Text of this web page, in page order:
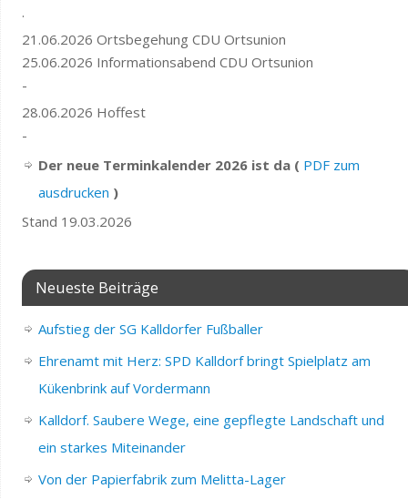
.
21.06.2026 Ortsbegehung CDU Ortsunion
25.06.2026 Informationsabend CDU Ortsunion
-
28.06.2026 Hoffest
-
Der neue Terminkalender 2026 ist da ( PDF zum
ausdrucken )
Stand 19.03.2026
Neueste Beiträge
Aufstieg der SG Kalldorfer Fußballer
Ehrenamt mit Herz: SPD Kalldorf bringt Spielplatz am
Kükenbrink auf Vordermann
Kalldorf. Saubere Wege, eine gepflegte Landschaft und
ein starkes Miteinander
Von der Papierfabrik zum Melitta-Lager